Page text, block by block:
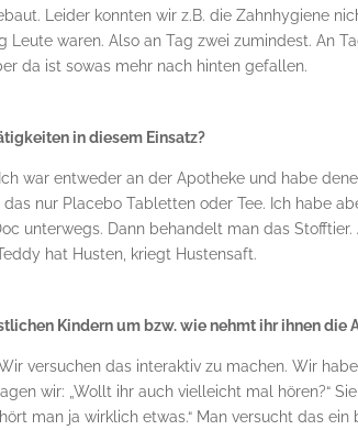
Leider konnten wir z.B. die Zahnhygiene
Leute waren. Also an Tag zwei zumindest. An
da ist sowas mehr nach hinten gefallen.
in diesem Einsatz?
Ich war entweder an der Apotheke und habe
das nur Placebo Tabletten oder Tee. Ich habe
unterwegs. Dann behandelt man das
hat Husten, kriegt Hustensaft.
Kindern um bzw. wie nehmt ihr ihnen die
versuchen das interaktiv zu machen. Wir
wir: „Wollt ihr auch vielleicht mal hören?“
man ja wirklich etwas.“ Man versucht das